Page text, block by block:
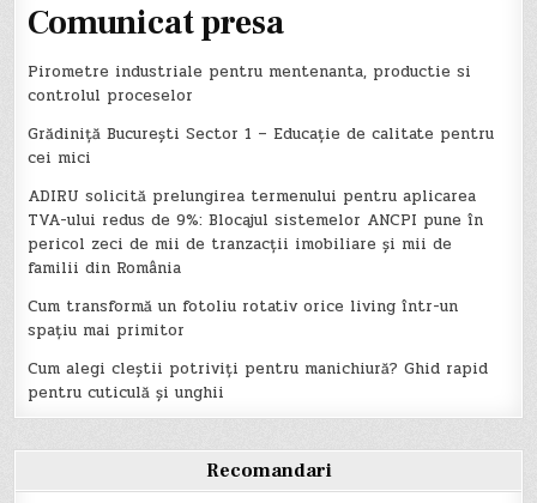
Comunicat presa
Pirometre industriale pentru mentenanta, productie si
controlul proceselor
Grădiniță București Sector 1 – Educație de calitate pentru
cei mici
ADIRU solicită prelungirea termenului pentru aplicarea
TVA-ului redus de 9%: Blocajul sistemelor ANCPI pune în
pericol zeci de mii de tranzacții imobiliare și mii de
familii din România
Cum transformă un fotoliu rotativ orice living într-un
spațiu mai primitor
Cum alegi cleștii potriviți pentru manichiură? Ghid rapid
pentru cuticulă și unghii
Recomandari